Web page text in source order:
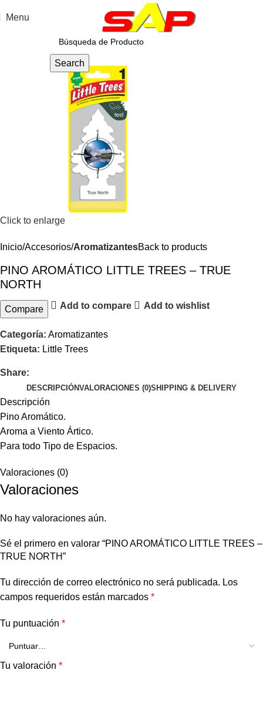
Menu
Search
Click to enlarge
Inicio Accesorios AromatizantesBack to products
PINO AROMÁTICO LITTLE TREES – TRUE
NORTH
Compare Add to compare Add to wishlist
Categoría: Aromatizantes
Etiqueta: Little Trees
Share:
DESCRIPCIÓNVALORACIONES (0)SHIPPING & DELIVERY
Descripción
Pino Aromático.
Aroma a Viento Ártico.
Para todo Tipo de Espacios.
Valoraciones (0)
Valoraciones
No hay valoraciones aún.
Sé el primero en valorar “PINO AROMÁTICO LITTLE TREES –
TRUE NORTH”
Tu dirección de correo electrónico no será publicada. Los
campos requeridos están marcados *
Tu puntuación *
Tu valoración *